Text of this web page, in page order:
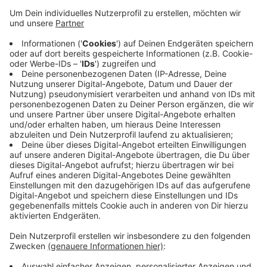
Die S9 nimmt dann den Verkehr wieder auf,
müssen die Fahrgäste in Essen-Steele umsteigen.
Der Regionalexpress 49 entfällt vorerst weiter.
Der Bus-Ersatzverkehr zwischen Wuppetal und
Essen-Hauptbahnhof bleibt erst einmal in Betrieb.
Nächste Woche Donnerstag fallen dann auch die
letzten Einschränkungen weg und alle Züge sollen
wieder planmäßig verkehren.
Veröffentlicht:Donnerstag, 09.12.2021 14:23
Anzeige